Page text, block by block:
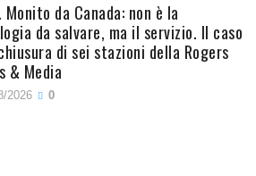
Monito da Canada: non è la
da salvare, ma il servizio. Il caso
di sei stazioni della Rogers
& Media
2026 0